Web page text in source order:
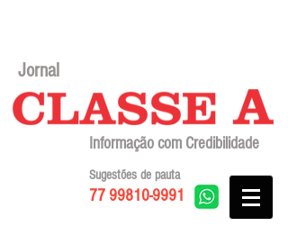
Jornal
Informação com Credibilidade
77 99810-9991
Sugestões de pauta